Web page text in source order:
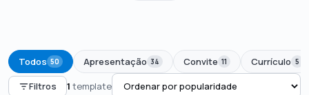
Todos 50 Apresentação 34 Convite 11 Currículo 5
Filtros 1 template